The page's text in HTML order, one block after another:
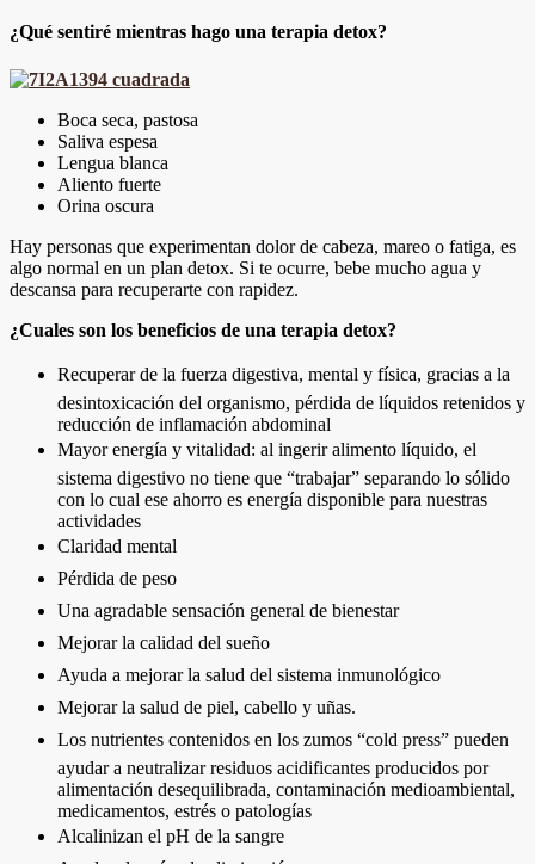
¿Qué sentiré mientras hago una terapia detox?
Boca seca, pastosa
Saliva espesa
Lengua blanca
Aliento fuerte
Orina oscura
Hay personas que experimentan dolor de cabeza, mareo o fatiga, es
algo normal en un plan detox. Si te ocurre, bebe mucho agua y
descansa para recuperarte con rapidez.
¿Cuales son los beneficios de una terapia detox?
Recuperar de la fuerza digestiva, mental y física, gracias a la
desintoxicación del organismo, pérdida de líquidos retenidos y
reducción de inflamación abdominal
Mayor energía y vitalidad: al ingerir alimento líquido, el
sistema digestivo no tiene que “trabajar” separando lo sólido
con lo cual ese ahorro es energía disponible para nuestras
actividades
Claridad mental
Pérdida de peso
Una agradable sensación general de bienestar
Mejorar la calidad del sueño
Ayuda a mejorar la salud del sistema inmunológico
Mejorar la salud de piel, cabello y uñas.
Los nutrientes contenidos en los zumos “cold press” pueden
ayudar a neutralizar residuos acidificantes producidos por
alimentación desequilibrada, contaminación medioambiental,
medicamentos, estrés o patologías
Alcalinizan el pH de la sangre